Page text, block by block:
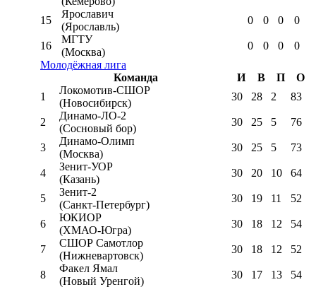
15
Ярославич
(Ярославль)
0 0 0 0
16
МГТУ
(Москва)
0 0 0
0
Молодёжная лига
Команда
И В П
О
1
Локомотив-CШОР
(Новосибирск)
30 28 2 83
2
Динамо-ЛО-2
(Сосновый бор)
30 25 5 76
3
Динамо-Олимп
(Москва)
30 25 5 73
4
Зенит-УОР
(Казань)
30 20 10 64
5
Зенит-2
(Санкт-Петербург)
30 19 11 52
6
ЮКИОР
(ХМАО-Югра)
30 18 12 54
7
СШОР Самотлор
(Нижневартовск)
30 18 12 52
8
Факел Ямал
(Новый Уренгой)
30 17 13 54